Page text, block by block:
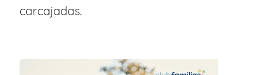
carcajadas.